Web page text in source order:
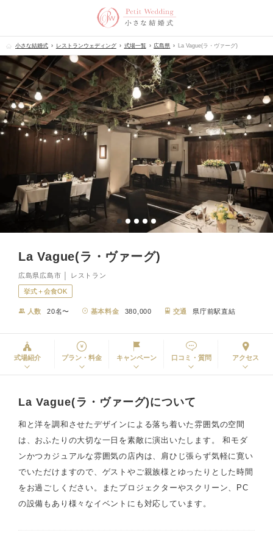
小さな結婚式 レストランウェディング 式場一覧 広島県 La Vague(ラ・ヴァーグ)
La Vague(ラ・ヴァーグ)
広島県広島市 │ レストラン
挙式＋会食OK
人数 20名〜 基本料金 380,000 交通 県庁前駅直結
式場紹介 プラン・料金 キャンペーン 口コミ・質問 アクセス
La Vague(ラ・ヴァーグ)について
和と洋を調和させたデザインによる落ち着いた雰囲気の空間
は、おふたりの大切な一日を素敵に演出いたします。 和モダ
ンかつカジュアルな雰囲気の店内は、肩ひじ張らず気軽に寛い
でいただけますので、ゲストやご親族様とゆったりとした時間
をお過ごしください。またプロジェクターやスクリーン、PC
の設備もあり様々なイベントにも対応しています。